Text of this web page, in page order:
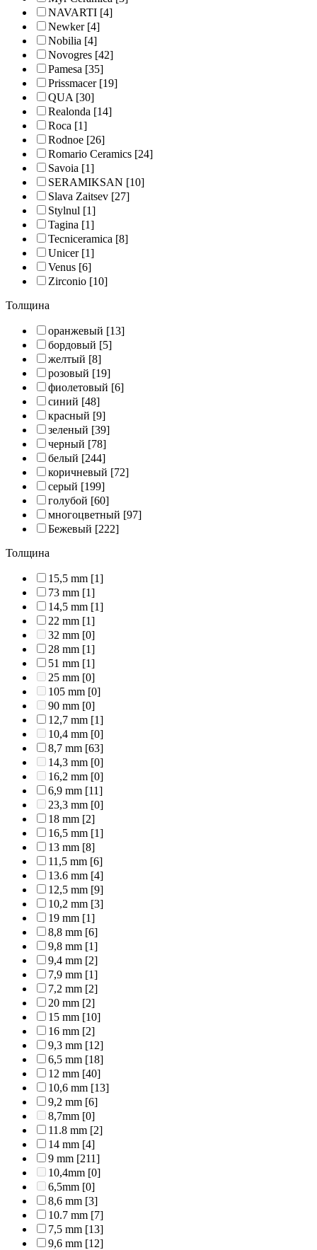
NAVARTI [4]
Newker[4]
Nobilia [4]
Novogres [42]
Pamesa [35]
Prissmacer[19]
QUA[30]
Realonda [14]
Roca [1]
Rodnoe [26]
Romario Ceramics [24]
Savoia [1]
SERAMIKSAN [10]
Slava Zaitsev [27]
Stylnul [1]
Tagina [1]
Tecniceramica [8]
Unicer[1]
Venus [6]
Zirconio [10]
Толщина
оранжевый [13]
бордовый [5]
желтый [8]
розовый [19]
фиолетовый [6]
синий [48]
красный [9]
зеленый [39]
черный [78]
белый [244]
коричневый [72]
серый [199]
голубой [60]
многоцветный [97]
Бежевый [222]
Толщина
15,5 mm [1]
73 mm [1]
14,5 mm [1]
22 mm [1]
32 mm [0]
28 mm [1]
51 mm [1]
25 mm [0]
105 mm [0]
90 mm [0]
12,7 mm [1]
10,4 mm [0]
8,7 mm [63]
14,3 mm [0]
16,2 mm [0]
6,9 mm [11]
23,3 mm [0]
18 mm [2]
16,5 mm [1]
13 mm [8]
11,5 mm [6]
13.6 mm [4]
12,5 mm [9]
10,2 mm [3]
19 mm [1]
8,8 mm [6]
9,8 mm [1]
9,4 mm [2]
7,9 mm [1]
7,2 mm [2]
20 mm [2]
15 mm [10]
16 mm [2]
9,3 mm [12]
6,5 mm [18]
12 mm [40]
10,6 mm [13]
9,2 mm [6]
8,7mm [0]
11.8 mm [2]
14 mm [4]
9 mm [211]
10,4mm [0]
6,5mm [0]
8,6 mm [3]
10.7 mm [7]
7,5 mm [13]
9,6 mm [12]